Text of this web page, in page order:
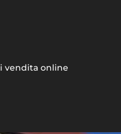
vendita online